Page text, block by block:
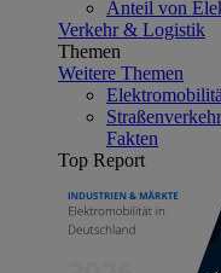
Anteil von
Verkehr & Logistik
Themen
Weitere Themen
Fakten
Top Report